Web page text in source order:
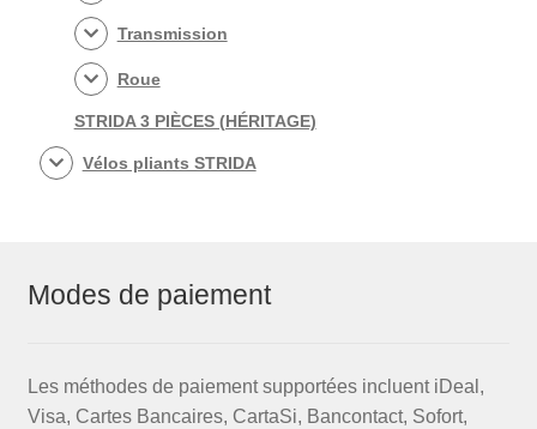
Transmission
Roue
STRIDA 3 PIÈCES (HÉRITAGE)
Vélos pliants STRIDA
Modes de paiement
Les méthodes de paiement supportées incluent iDeal,
Visa, Cartes Bancaires, CartaSi, Bancontact, Sofort,